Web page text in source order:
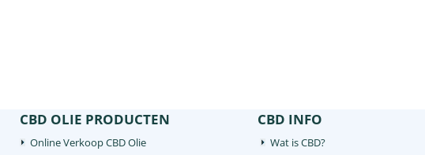
CBD OLIE PRODUCTEN
Online Verkoop CBD Olie
CBD INFO
Wat is CBD?